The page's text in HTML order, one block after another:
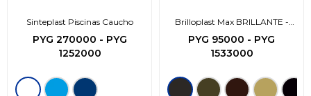
Sinteplast Piscinas Caucho
PYG 270000 - PYG
1252000
Brilloplast Max BRILLANTE -
3en1-
PYG 95000 - PYG
1533000